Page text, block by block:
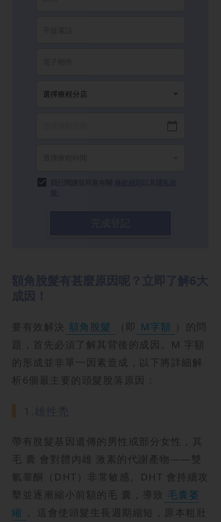
要有效解決 額角脫髮 （即 M字額 ）的問
題，首先必須了解其背後的成因。M 字額
的形成並非單一因素造成，以下將詳細解
析6個最主要的頭髮脫落原因：
帶有脫髮基因遺傳的男性或部分女性，其
毛 囊 會對體內雄 激素的代謝產物——雙
氫睾酮（DHT）非常敏感。DHT 會持續攻
擊並逐漸縮小前額的毛 囊，導致 毛囊萎
縮
。這會使頭髮生長週期縮短，原本粗壯